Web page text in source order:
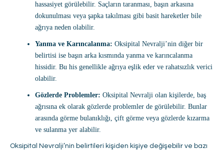
hassasiyet görülebilir. Saçların taranması, başın arkasına
dokunulması veya şapka takılması gibi basit hareketler bile
ağrıya neden olabilir.
Yanma ve Karıncalanma: Oksipital Nevralji’nin diğer bir
belirtisi ise başın arka kısmında yanma ve karıncalanma
hissidir. Bu his genellikle ağrıya eşlik eder ve rahatsızlık verici
olabilir.
Gözlerde Problemler: Oksipital Nevralji olan kişilerde, baş
ağrısına ek olarak gözlerde problemler de görülebilir. Bunlar
arasında görme bulanıklığı, çift görme veya gözlerde kızarma
ve sulanma yer alabilir.
Oksipital Nevralji’nin belirtileri kişiden kişiye değişebilir ve bazı